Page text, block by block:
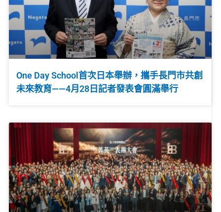
One Day School首次日本舉辦，攜手長門市共創
未來教育——4月28日記者發表會圓滿舉行